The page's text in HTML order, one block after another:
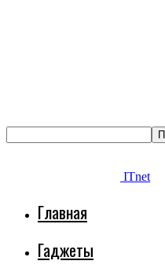
ITnet
Главная
Гаджеты